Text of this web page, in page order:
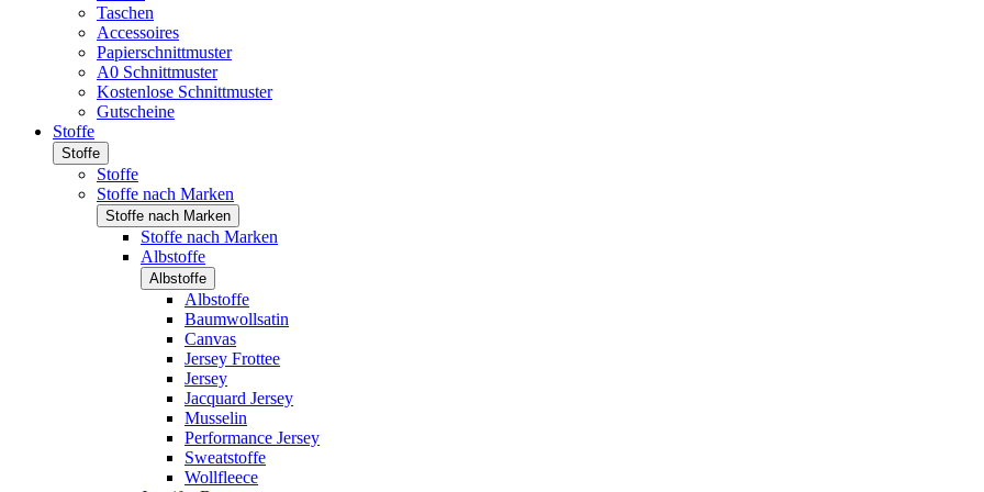
Taschen
Accessoires
Papierschnittmuster
A0 Schnittmuster
Kostenlose Schnittmuster
Gutscheine
Stoffe
Stoffe
Stoffe
Stoffe nach Marken
Stoffe nach Marken
Stoffe nach Marken
Albstoffe
Albstoffe
Albstoffe
Baumwollsatin
Canvas
Jersey Frottee
Jersey
Jacquard Jersey
Musselin
Performance Jersey
Sweatstoffe
Wollfleece